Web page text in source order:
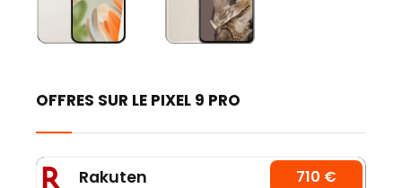
OFFRES SUR LE PIXEL 9 PRO
Rakuten 710 €